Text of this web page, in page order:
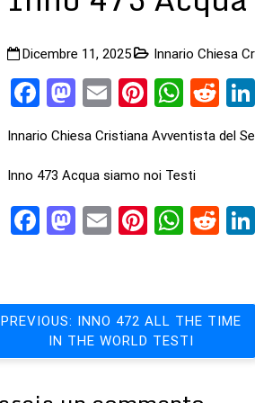
Dicembre 11, 2025 Innario Chiesa
Facebook
Mastodon
EmailPinterest
Innario Chiesa Cristiana Avventista del
Inno 473 Acqua siamo noi Testi
Facebook
Mastodon
EmailPinterest
PREVIOUS: INNO 472 ALL THE TIME
IN THE WORLD TESTI